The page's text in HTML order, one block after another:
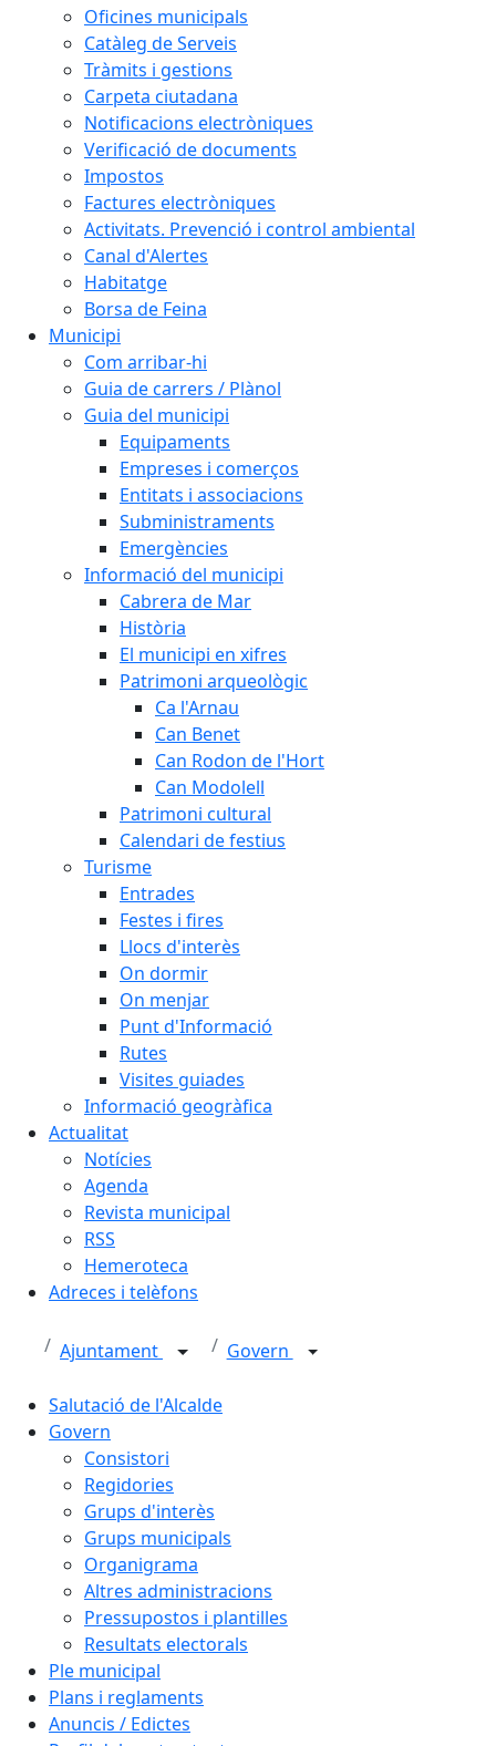
Oficines municipals
Catàleg de Serveis
Tràmits i gestions
Carpeta ciutadana
Notificacions electròniques
Verificació de documents
Impostos
Factures electròniques
Activitats. Prevenció i control ambiental
Canal d'Alertes
Habitatge
Borsa de Feina
Municipi
Com arribar-hi
Guia de carrers / Plànol
Guia del municipi
Equipaments
Empreses i comerços
Entitats i associacions
Subministraments
Emergències
Informació del municipi
Cabrera de Mar
Història
El municipi en xifres
Patrimoni arqueològic
Ca l'Arnau
Can Benet
Can Rodon de l'Hort
Can Modolell
Patrimoni cultural
Calendari de festius
Turisme
Entrades
Festes i fires
Llocs d'interès
On dormir
On menjar
Punt d'Informació
Rutes
Visites guiades
Informació geogràfica
Actualitat
Notícies
Agenda
Revista municipal
RSS
Hemeroteca
Adreces i telèfons
Ajuntament Govern
Salutació de l'Alcalde
Govern
Consistori
Regidories
Grups d'interès
Grups municipals
Organigrama
Altres administracions
Pressupostos i plantilles
Resultats electorals
Ple municipal
Plans i reglaments
Anuncis / Edictes